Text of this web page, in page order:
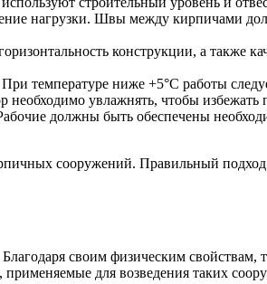
нагрузки. Швы между кирпичами
конструкции, а также
температуре ниже +5°C работы
увлажнять, чтобы избежать
должны быть обеспечены
сооружений. Правильный
своим физическим свойствам,
для возведения таких